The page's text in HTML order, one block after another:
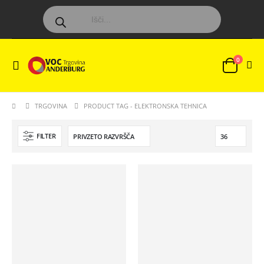
0
TRGOVINA PRODUCT TAG - ELEKTRONSKA TEHNICA
FILTER